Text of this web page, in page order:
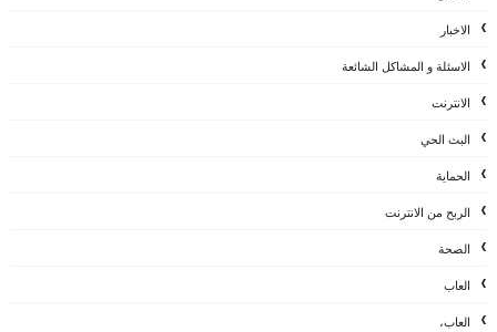
الاخبار
الاسئلة و المشاكل الشائعة
الانترنت
البث الحي
الحماية
الربح من الانترنت
الصحة
العاب
العاب،